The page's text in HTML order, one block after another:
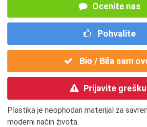
Ocenite nas
Pohvalite
Bio / Bila sam
Prijavite
Plastika je neophodan materijal za
moderni način života.